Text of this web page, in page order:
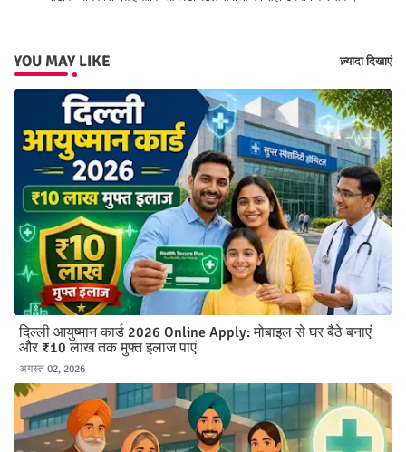
YOU MAY LIKE ज़्यादा दिखाएं
दिल्ली आयुष्मान कार्ड 2026 Online Apply: मोबाइल से घर बैठे बनाएं
और ₹10 लाख तक मुफ्त इलाज पाएं
अगस्त 02, 2026